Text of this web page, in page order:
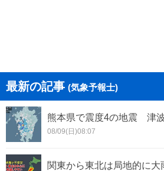
最新の記事 (気象予報士)
熊本県で震度4の地震 津
08/09(日)08:07
関東から東北は局地的に